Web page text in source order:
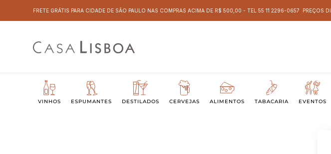
FRETE GRÁTIS PARA CIDADE DE SÃO PAULO NAS COMPRAS ACIMA DE R$ 500,00 - TEL 55 11 2296-0657 PREÇOS
VINHOS ESPUMANTES DESTILADOS CERVEJAS ALIMENTOS TABACARIA EVENTOS